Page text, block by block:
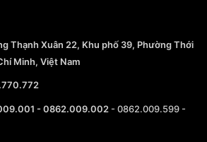
Thạnh Xuân 22, Khu phố 39, Phường Thới
Minh, Việt Nam
- 0862.009.002 - 0862.009.599 -